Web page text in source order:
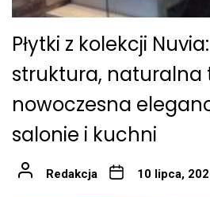
Płytki z kolekcji
struktura, naturalna
nowoczesna
salonie i kuchni
Redakcja 10 lipca,